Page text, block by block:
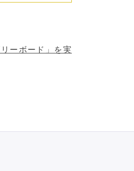
ーボード」を実